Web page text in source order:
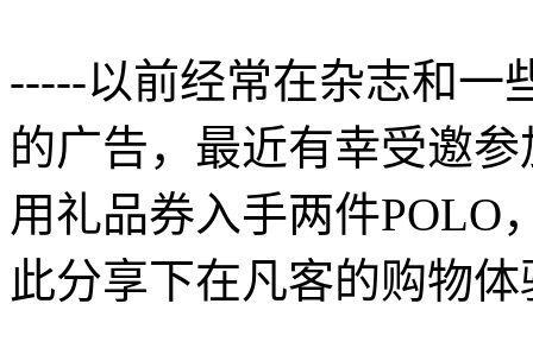
-----以前经常在杂志和一
的广告，最近有幸受邀参
用礼品券入手两件POLO
此分享下在凡客的购物